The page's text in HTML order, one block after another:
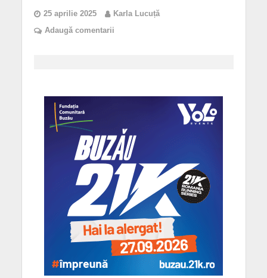
25 aprilie 2025
Karla Lucuță
Adaugă comentarii